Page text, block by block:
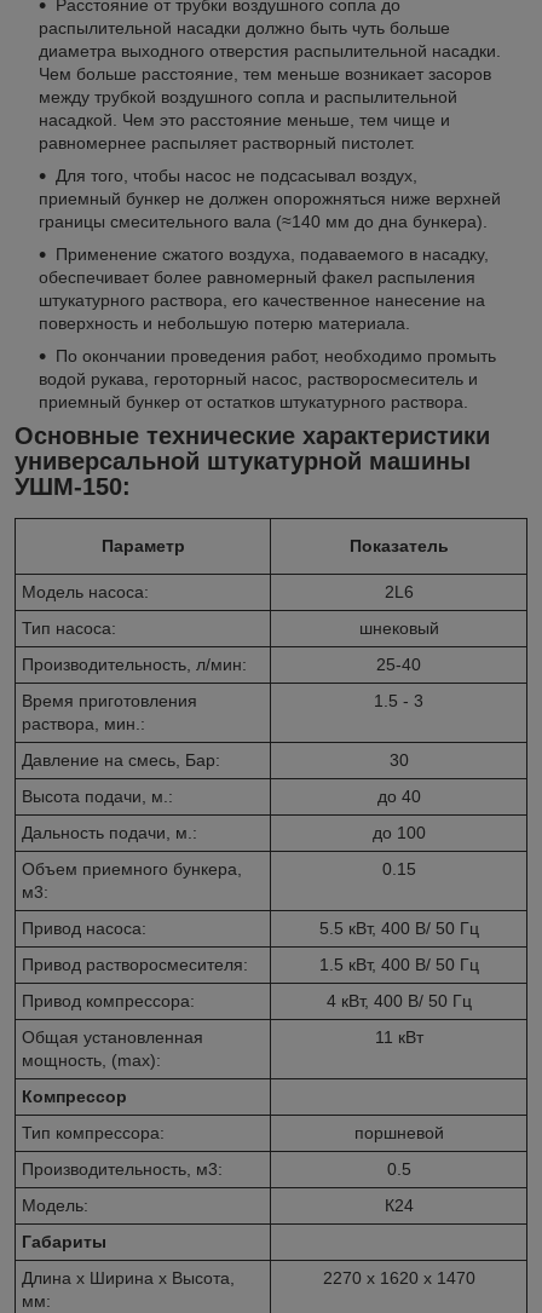
Расстояние от трубки воздушного сопла до
распылительной насадки должно быть чуть больше
диаметра выходного отверстия распылительной насадки.
Чем больше расстояние, тем меньше возникает засоров
между трубкой воздушного сопла и распылительной
насадкой. Чем это расстояние меньше, тем чище и
равномернее распыляет растворный пистолет.
Для того, чтобы насос не подсасывал воздух,
приемный бункер не должен опорожняться ниже верхней
границы смесительного вала (≈140 мм до дна бункера).
Применение сжатого воздуха, подаваемого в насадку,
обеспечивает более равномерный факел распыления
штукатурного раствора, его качественное нанесение на
поверхность и небольшую потерю материала.
По окончании проведения работ, необходимо промыть
водой рукава, героторный насос, растворосмеситель и
приемный бункер от остатков штукатурного раствора.
Основные технические характеристики
универсальной штукатурной машины
УШМ-150:
Параметр Показатель
Модель насоса:
2L6
Тип насоса:
шнековый
Производительность, л/мин:
25-40
Время приготовления
раствора, мин.:
1.5 - 3
Давление на смесь, Бар:
30
Высота подачи, м.:
до 40
Дальность подачи, м.:
до 100
Объем приемного бункера,
м3:
0.15
Привод насоса:
5.5 кВт, 400 В/ 50 Гц
Привод растворосмесителя:
1.5 кВт, 400 В/ 50 Гц
Привод компрессора:
4 кВт, 400 В/ 50 Гц
Общая установленная
мощность, (max):
11 кВт
Компрессор
Тип компрессора:
поршневой
Производительность, м3:
0.5
Модель:
К24
Габариты
Длина х Ширина х Высота,
мм:
2270 х 1620 х 1470